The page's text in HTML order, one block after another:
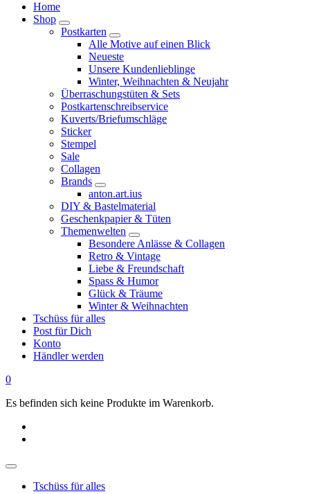
Home
Shop
Postkarten
Alle Motive auf einen Blick
Neueste
Unsere Kundenlieblinge
Winter, Weihnachten & Neujahr
Überraschungstüten & Sets
Postkartenschreibservice
Kuverts/Briefumschläge
Sticker
Stempel
Sale
Collagen
Brands
anton.art.ius
DIY & Bastelmaterial
Geschenkpapier & Tüten
Themenwelten
Besondere Anlässe & Collagen
Retro & Vintage
Liebe & Freundschaft
Spass & Humor
Glück & Träume
Winter & Weihnachten
Tschüss für alles
Post für Dich
Konto
Händler werden
0
Es befinden sich keine Produkte im Warenkorb.
Tschüss für alles